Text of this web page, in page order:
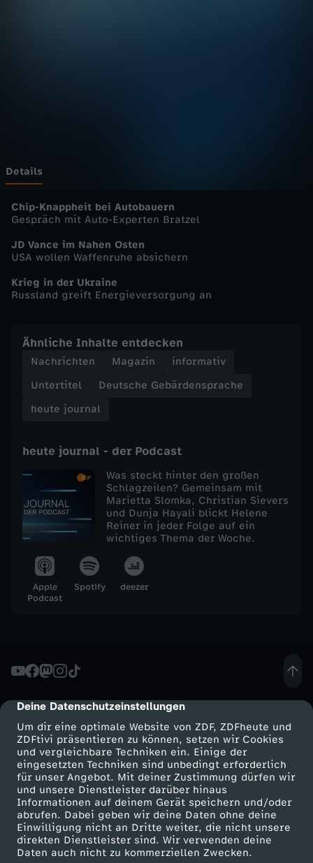
cmp-dialog-description
Deine Datenschutzeinstellungen
Um dir eine optimale Website von ZDF, ZDFheute und
ZDFtivi präsentieren zu können, setzen wir Cookies
und vergleichbare Techniken ein. Einige der
eingesetzten Techniken sind unbedingt erforderlich
für unser Angebot. Mit deiner Zustimmung dürfen wir
und unsere Dienstleister darüber hinaus
Informationen auf deinem Gerät speichern und/oder
abrufen. Dabei geben wir deine Daten ohne deine
Einwilligung nicht an Dritte weiter, die nicht unsere
direkten Dienstleister sind. Wir verwenden deine
Daten auch nicht zu kommerziellen Zwecken.
-
h
e
u
e
j
o
u
n
l
m
2
2
.
O
k
Details
Chip-Knappheit bei Autobauern
Gespräch mit Auto-Experten Bratzel
JD Vance im Nahen Osten
USA wollen Waffenruhe absichern
Krieg in der Ukraine
Russland greift Energieversorgung an
Ähnliche Inhalte entdecken
Nachrichten Magazin
informativ
Untertitel
Deutsche Gebärdensprache
heute journal
heute journal - der Podcast
Was steckt hinter den großen
Schlagzeilen? Gemeinsam mit
Marietta Slomka, Christian Sievers
und Dunja Hayali blickt Helene
Reiner in jeder Folge auf ein
wichtiges Thema der Woche.
Apple
Podcast
Spotify deezer
Mehr ZDF
ZDF-Apps
Smart TV
ZDFtext
Service
ZDFmitreden
Kontakt zum ZDF
Tickets